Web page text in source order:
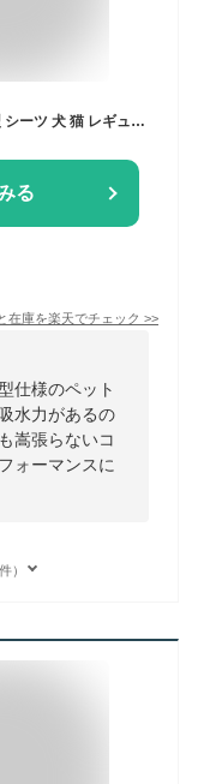
【公式】【目玉特価！】ペットシーツ 超薄型 シーツ 犬 猫 レギュラー 1200枚 800枚 大容量 まとめ買い ワイドシーツ ワイド 600枚 400枚 ペットシート スーパーワイド 300枚 200枚 業務用 犬 おしっこシート 1回使い切り 多頭飼い ペット用シーツ トイレシーツ 薄型
る
在庫を楽天でチェック >>
仕様のペット
水力があるの
嵩張らないコ
ォーマンスに
）